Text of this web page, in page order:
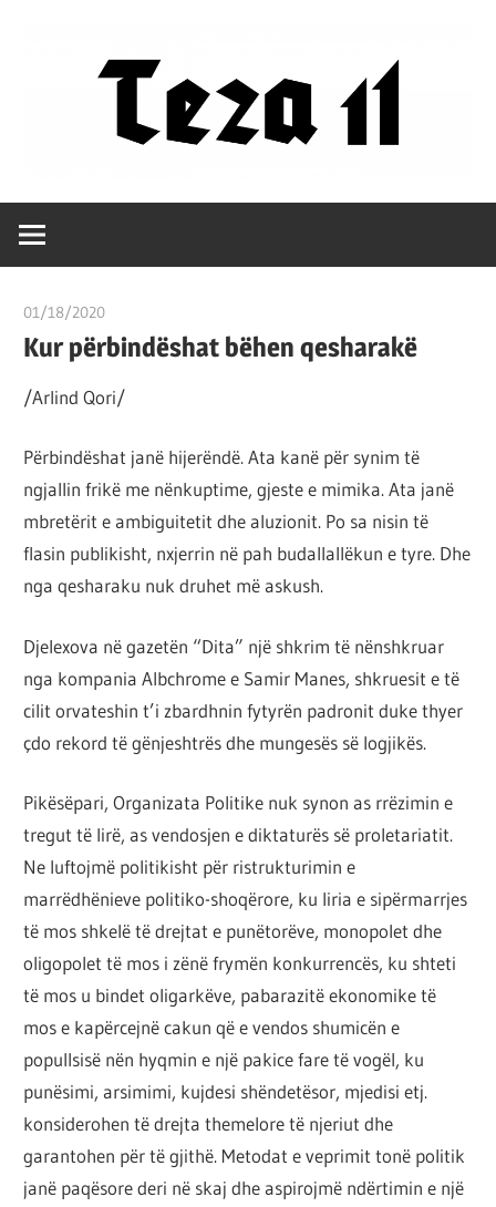
Teza
11
vetëm
shpjeguar
në
të
ndryshme
botën,
por
çështja
ta
shndërrosh
atë.
01/18/2020
Kur përbindëshat bëhen qesharakë
/Arlind Qori/
Përbindëshat janë hijerëndë. Ata kanë për synim të
ngjallin frikë me nënkuptime, gjeste e mimika. Ata janë
mbretërit e ambiguitetit dhe aluzionit. Po sa nisin të
flasin publikisht, nxjerrin në pah budallallëkun e tyre. Dhe
nga qesharaku nuk druhet më askush.
Djelexova në gazetën “Dita” një shkrim të nënshkruar
nga kompania Albchrome e Samir Manes, shkruesit e të
cilit orvateshin t’i zbardhnin fytyrën padronit duke thyer
çdo rekord të gënjeshtrës dhe mungesës së logjikës.
Pikësëpari, Organizata Politike nuk synon as rrëzimin e
tregut të lirë, as vendosjen e diktaturës së proletariatit.
Ne luftojmë politikisht për ristrukturimin e
marrëdhënieve politiko-shoqërore, ku liria e sipërmarrjes
të mos shkelë të drejtat e punëtorëve, monopolet dhe
oligopolet të mos i zënë frymën konkurrencës, ku shteti
të mos u bindet oligarkëve, pabarazitë ekonomike të
mos e kapërcejnë cakun që e vendos shumicën e
popullsisë nën hyqmin e një pakice fare të vogël, ku
punësimi, arsimimi, kujdesi shëndetësor, mjedisi etj.
konsiderohen të drejta themelore të njeriut dhe
garantohen për të gjithë. Metodat e veprimit tonë politik
janë paqësore deri në skaj dhe aspirojmë ndërtimin e një